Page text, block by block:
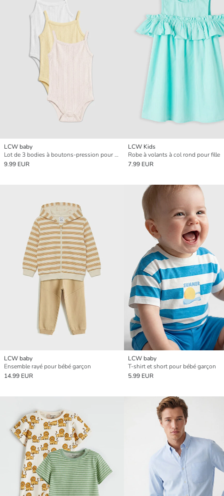
LCW baby
Lot de 3 bodies à boutons-pression pour bébé fille à col carré
9.99 EUR
LCW Kids
Robe à volants à col rond pour fille
7.99 EUR
LCW baby
Ensemble rayé pour bébé garçon
14.99 EUR
LCW baby
T-shirt et short pour bébé garçon
5.99 EUR